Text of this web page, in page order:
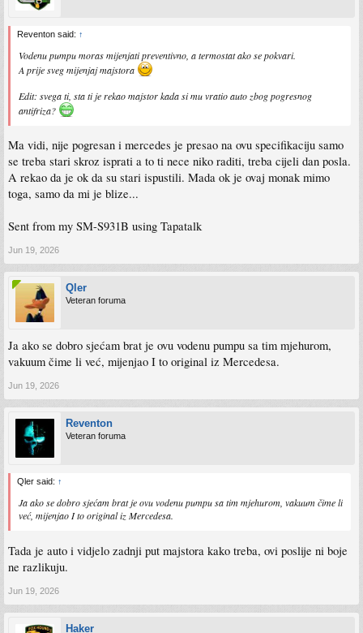
Reventon said: ↑
Vodenu pumpu moras mijenjati preventivno, a termostat ako se pokvari.
A prije sveg mijenjaj majstora
Edit: svega ti, sta ti je rekao majstor kada si mu vratio auto zbog pogresnog
antifriza?
Ma vidi, nije pogresan i mercedes je presao na ovu specifikaciju samo
se treba stari skroz isprati a to ti nece niko raditi, treba cijeli dan posla.
A rekao da je ok da su stari ispustili. Mada ok je ovaj monak mimo
toga, samo da mi je blize...
Sent from my SM-S931B using Tapatalk
Jun 19, 2026
Qler
Veteran foruma
Ja ako se dobro sjećam brat je ovu vodenu pumpu sa tim mjehurom,
vakuum čime li već, mijenjao I to original iz Mercedesa.
Jun 19, 2026
Reventon
Veteran foruma
Qler said: ↑
Ja ako se dobro sjećam brat je ovu vodenu pumpu sa tim mjehurom, vakuum čime li
već, mijenjao I to original iz Mercedesa.
Tada je auto i vidjelo zadnji put majstora kako treba, ovi poslije ni boje
ne razlikuju.
Jun 19, 2026
Haker